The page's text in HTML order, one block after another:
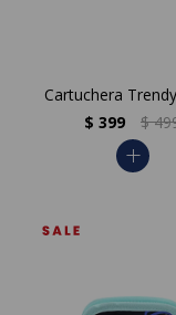
Cartuchera
$ 399 $
add